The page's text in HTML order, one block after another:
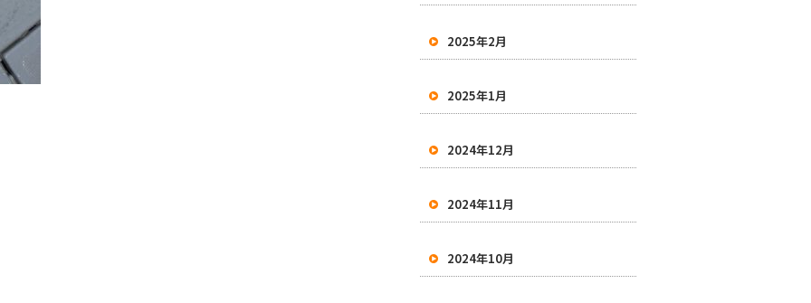
2025年2月
2025年1月
2024年12月
2024年11月
2024年10月